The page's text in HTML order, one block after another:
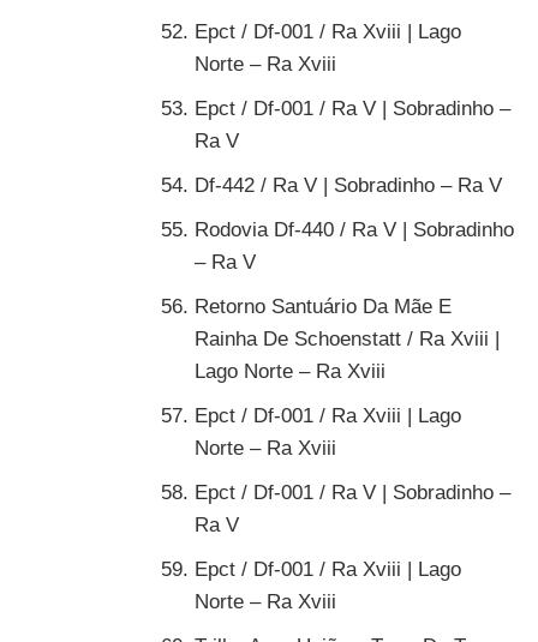
Epct / Df-001 / Ra Xviii | Lago
Norte – Ra Xviii
Epct / Df-001 / Ra V | Sobradinho –
Ra V
Df-442 / Ra V | Sobradinho – Ra V
Rodovia Df-440 / Ra V | Sobradinho
– Ra V
Retorno Santuário Da Mãe E
Rainha De Schoenstatt / Ra Xviii |
Lago Norte – Ra Xviii
Epct / Df-001 / Ra Xviii | Lago
Norte – Ra Xviii
Epct / Df-001 / Ra V | Sobradinho –
Ra V
Epct / Df-001 / Ra Xviii | Lago
Norte – Ra Xviii